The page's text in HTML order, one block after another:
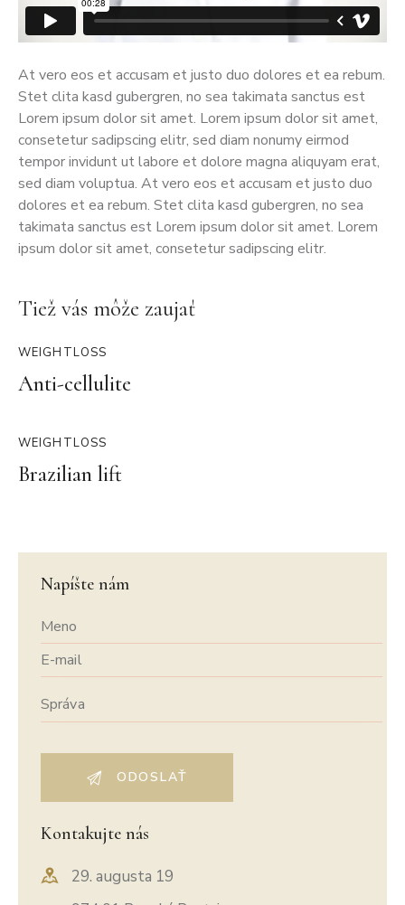
At vero eos et accusam et justo duo dolores et ea rebum.
Stet clita kasd gubergren, no sea takimata sanctus est
Lorem ipsum dolor sit amet. Lorem ipsum dolor sit amet,
consetetur sadipscing elitr, sed diam nonumy eirmod
tempor invidunt ut labore et dolore magna aliquyam erat,
sed diam voluptua. At vero eos et accusam et justo duo
dolores et ea rebum. Stet clita kasd gubergren, no sea
takimata sanctus est Lorem ipsum dolor sit amet. Lorem
ipsum dolor sit amet, consetetur sadipscing elitr.
Tiež vás môže zaujať
Anti-cellulite
WEIGHTLOSS
Brazilian lift
WEIGHTLOSS
Napíšte nám
Kontakujte nás
29. augusta 19